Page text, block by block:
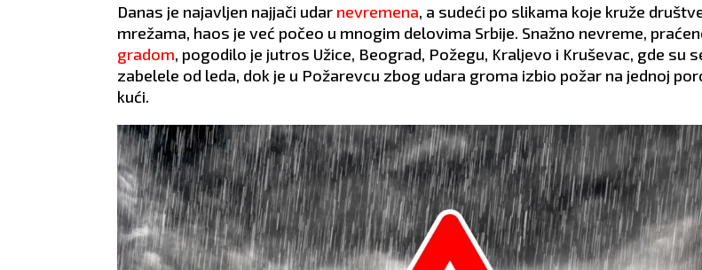
Danas je najavljen najjači udar nevremena, a sudeći po slikama koje kruže
mrežama, haos je već počeo u mnogim delovima Srbije. Snažno nevreme,
gradom, pogodilo je jutros Užice, Beograd, Požegu, Kraljevo i Kruševac, gde su
zabelele od leda, dok je u Požarevcu zbog udara groma izbio požar na jednoj
kući.